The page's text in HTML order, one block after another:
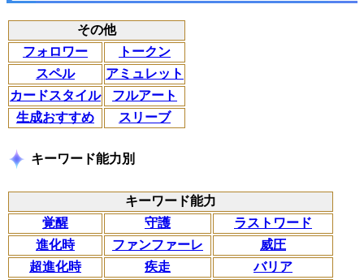
その他
フォロワー
トークン
スペル
アミュレット
カードスタイル
フルアート
生成おすすめ
スリーブ
キーワード能力別
キーワード能力
覚醒
守護
ラストワード
進化時
ファンファーレ
威圧
超進化時
疾走
バリア